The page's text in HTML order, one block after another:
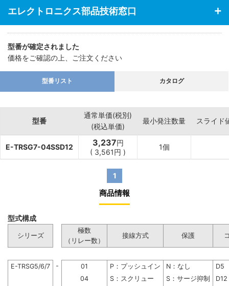
エレクトロニクス部品技術窓口
型番が確定されました
価格をご確認の上、ご注文ください
型番リスト カタログ
型番
通常単価(税別)
(税込単価)
最小発注数量 スライド
E-TRSG7-04SSD12 3,237円
( 3,561円 )
1個
1
商品情報
型式構成
シリーズ
極数
（リレー数）
接線方式 保護
E-TRSG5/6/7 - 01 P：プッシュイン N：なし
D5
04
S：スクリュー S：サージ抑制